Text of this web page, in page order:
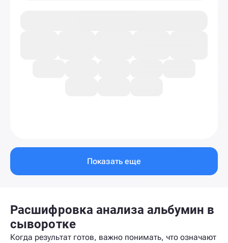
Показать еще
Расшифровка анализа альбумин в
сыворотке
Когда результат готов, важно понимать, что означают